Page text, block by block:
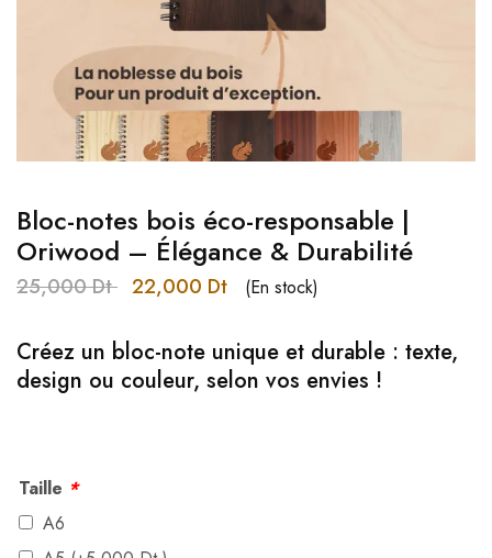
Bloc-notes bois éco-responsable |
Oriwood – Élégance & Durabilité
25,000Dt 22,000 Dt (En stock)
Créez un bloc-note unique et durable : texte,
design ou couleur, selon vos envies !
Taille *
A6